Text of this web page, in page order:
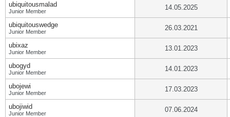
ubiquitousmalad
Junior Member 14.05.2025
ubiquitouswedge
Junior Member 26.03.2021
ubixaz
Junior Member 13.01.2023
ubogyd
Junior Member 14.01.2023
ubojewi
Junior Member 17.03.2023
ubojiwid
Junior Member 07.06.2024